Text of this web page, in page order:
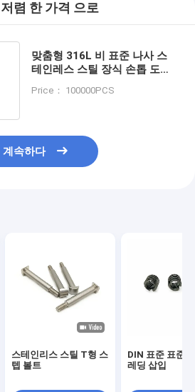
렴 한 가격 으로
맞춤형 316L 비 표준 나사 스
테인레스 스틸 장식 손톱 도둑
Price： 100000PCS
계속하다
스테인리스 스틸 T형 스
텝 볼트
DIN 표준 표준
레딩 삽입